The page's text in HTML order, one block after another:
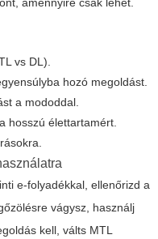
vs DL).
hozó megoldást.
a mododdal.
hosszú élettartamért.
e-folyadékkal, ellenőrizd a
vágysz, használj
kell, válts MTL